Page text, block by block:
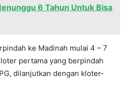
6 Tahun Untuk Bisa
ke Madinah mulai 4 – 7
pertama yang berpindah
dilanjutkan dengan kloter-